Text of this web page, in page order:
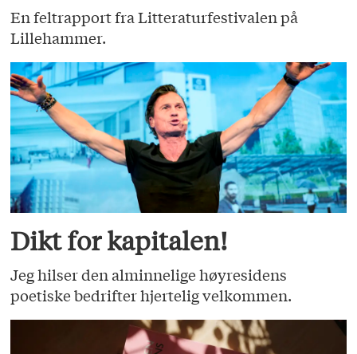
En feltrapport fra Litteraturfestivalen på
Lillehammer.
Dikt for kapitalen!
Jeg hilser den alminnelige høyresidens
poetiske bedrifter hjertelig velkommen.